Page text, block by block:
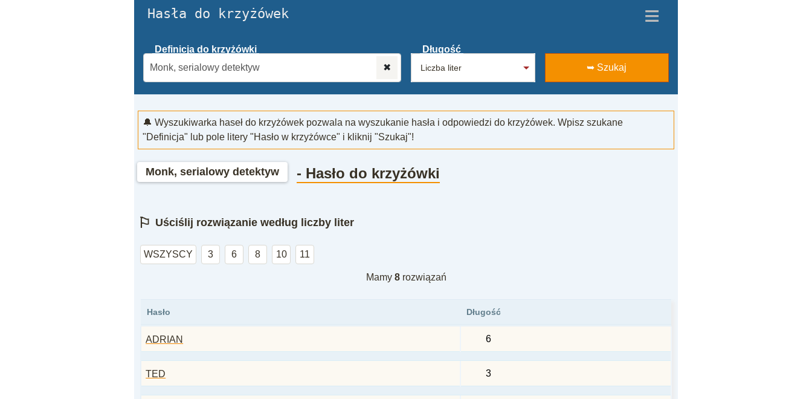
Hasła do krzyżówek ≡
Definicja do krzyżówki
✖
Długość
➥ Szukaj
🔔 Wyszukiwarka haseł do krzyżówek pozwala na wyszukanie hasła i odpowiedzi do krzyżówek. Wpisz szukane
"Definicja" lub pole litery "Hasło w krzyżówce" i kliknij "Szukaj"!
Monk, serialowy detektyw - Hasło do krzyżówki
⚐ Uściślij rozwiązanie według liczby liter
WSZYSCY 3 6 8 10 11
Mamy 8rozwiązań
Hasło Długość
ADRIAN 6
TED 3